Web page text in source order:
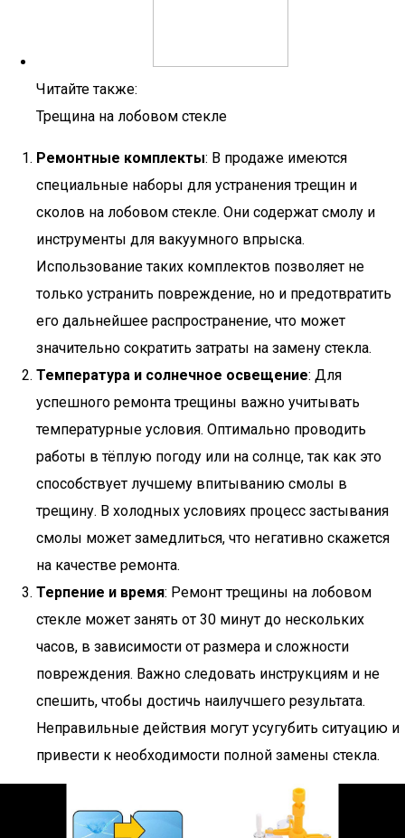
Читайте также:
Трещина на лобовом стекле
Ремонтные комплекты: В продаже имеются
специальные наборы для устранения трещин и
сколов на лобовом стекле. Они содержат смолу и
инструменты для вакуумного впрыска.
Использование таких комплектов позволяет не
только устранить повреждение, но и предотвратить
его дальнейшее распространение, что может
значительно сократить затраты на замену стекла.
Температура и солнечное освещение: Для
успешного ремонта трещины важно учитывать
температурные условия. Оптимально проводить
работы в тёплую погоду или на солнце, так как это
способствует лучшему впитыванию смолы в
трещину. В холодных условиях процесс застывания
смолы может замедлиться, что негативно скажется
на качестве ремонта.
Терпение и время: Ремонт трещины на лобовом
стекле может занять от 30 минут до нескольких
часов, в зависимости от размера и сложности
повреждения. Важно следовать инструкциям и не
спешить, чтобы достичь наилучшего результата.
Неправильные действия могут усугубить ситуацию и
привести к необходимости полной замены стекла.